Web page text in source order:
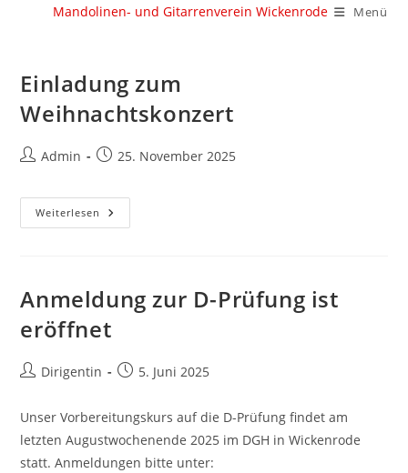
Mandolinen- und Gitarrenverein Wickenrode Menü
Einladung zum
Weihnachtskonzert
Beitrags-
Admin
Beitrag25. November 2025
Weiterlesen Einladung
Zum
Anmeldung zur D-Prüfung ist
eröffnet
Beitrags-
Dirigentin
Beitrag5. Juni 2025
Unser Vorbereitungskurs auf die D-Prüfung findet am
letzten Augustwochenende 2025 im DGH in Wickenrode
statt. Anmeldungen bitte unter: